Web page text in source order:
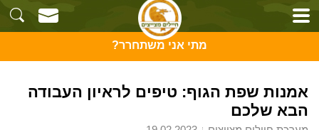
מתי אני משתחרר?
אמנות שפת הגוף: טיפים לראיון העבודה
הבא שלכם